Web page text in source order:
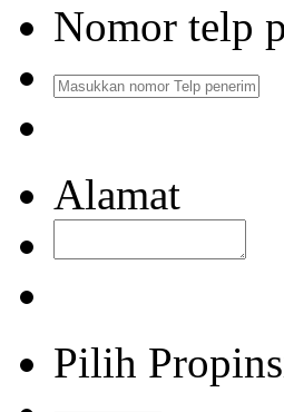
Nomor telp
Alamat
Pilih